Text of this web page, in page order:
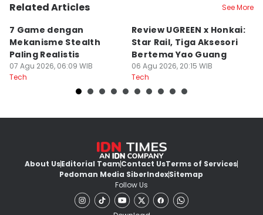
Related Articles See More
7 Game dengan
Mekanisme Stealth
Paling Realistis
07 Agu 2026, 06:09 WIB
Tech
Review UGREEN x Honkai:
Star Rail, Tiga Aksesori
Bertema Yao Guang
06 Agu 2026, 20:15 WIB
Tech
About UsEditorial TeamContact UsTerms of Services
Pedoman Media SiberIndexSitemap
Follow Us